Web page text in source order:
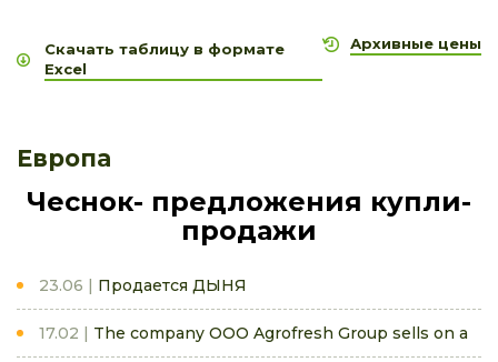
Архивные цены
Скачать таблицу в формате
Excel
Европа
Чеснок- предложения купли-
продажи
23.06 Продается ДЫНЯ
17.02 The company OOO Agrofresh Group sells on a